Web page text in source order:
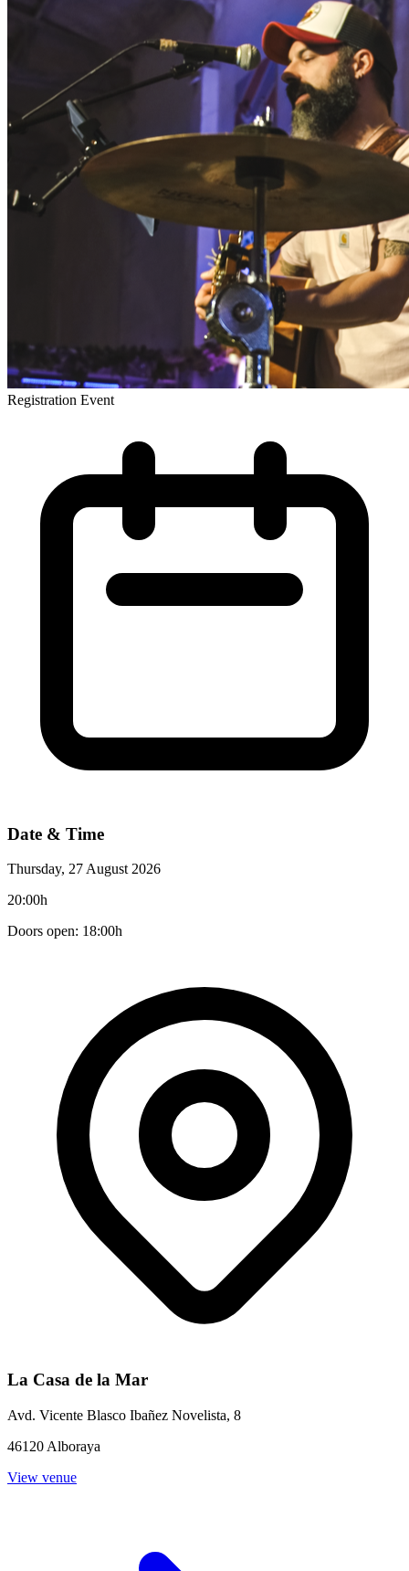
Registration Event
Date & Time
Thursday, 27 August 2026
20:00h
Doors open: 18:00h
La Casa de la Mar
Avd. Vicente Blasco Ibañez Novelista, 8
46120 Alboraya
View venue